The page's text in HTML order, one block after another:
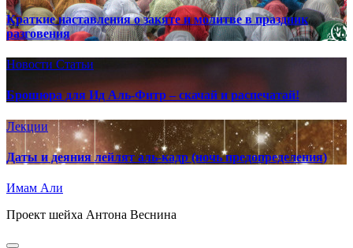
Краткие наставления о закяте и молитве в праздник
разговения
Новости Статьи
Брошюра для Ид Аль-Фитр – скачай и распечатай!
Лекции
Даты и деяния лейлят аль-кадр (ночь предопределения)
Имам Али
Проект шейха Антона Веснина